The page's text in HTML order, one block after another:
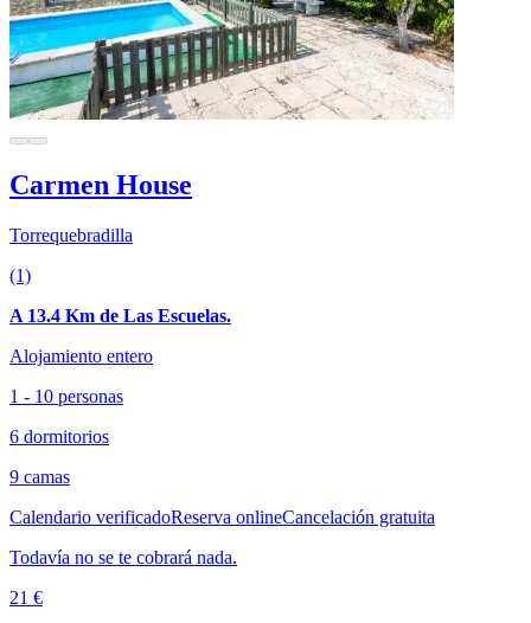
Carmen House
Torrequebradilla
(1)
A 13.4 Km de Las Escuelas.
Alojamiento entero
1 - 10 personas
6 dormitorios
9 camas
Calendario verificadoReserva onlineCancelación gratuita
Todavía no se te cobrará nada.
21 €